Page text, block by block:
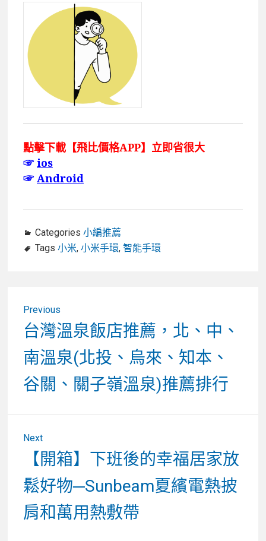
點擊下載【飛比價格APP】立即省很大
☞ios
☞Android
Categories 小編推薦
Tags 小米, 小米手環, 智能手環
Previous
Previous
post:
台灣溫泉飯店推薦，北、中、
南溫泉(北投、烏來、知本、
谷關、關子嶺溫泉)推薦排行
Next
Next
post:
【開箱】下班後的幸福居家放
鬆好物─Sunbeam夏繽電熱披
肩和萬用熱敷帶